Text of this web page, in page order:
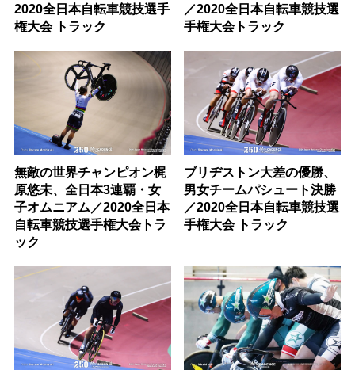
2020全日本自転車競技選手
権大会 トラック
／2020全日本自転車競技選
手権大会トラック
無敵の世界チャンピオン梶
原悠未、全日本3連覇・女
子オムニアム／2020全日本
自転車競技選手権大会トラ
ック
ブリヂストン大差の優勝、
男女チームパシュート決勝
／2020全日本自転車競技選
手権大会 トラック